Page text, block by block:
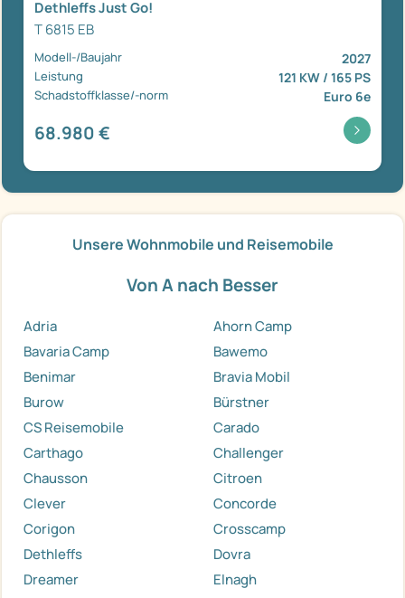
Dethleffs Just Go!
T 6815 EB
Modell-/Baujahr 2027
Leistung 121 KW / 165 PS
Schadstoffklasse/-norm Euro 6e
68.980 €
Unsere Wohnmobile und Reisemobile
Von A nach Besser
Adria
Ahorn Camp
Bavaria Camp
Bawemo
Benimar
Bravia Mobil
Burow
Bürstner
CS Reisemobile
Carado
Carthago
Challenger
Chausson
Citroen
Clever
Concorde
Corigon
Crosscamp
Dethleffs
Dovra
Dreamer
Elnagh